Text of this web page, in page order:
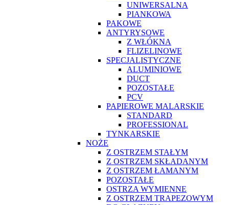
UNIWERSALNA
PIANKOWA
PAKOWE
ANTYRYSOWE
Z WŁÓKNA
FLIZELINOWE
SPECJALISTYCZNE
ALUMINIOWE
DUCT
POZOSTAŁE
PCV
PAPIEROWE MALARSKIE
STANDARD
PROFESSIONAL
TYNKARSKIE
NOŻE
Z OSTRZEM STAŁYM
Z OSTRZEM SKŁADANYM
Z OSTRZEM ŁAMANYM
POZOSTAŁE
OSTRZA WYMIENNE
Z OSTRZEM TRAPEZOWYM